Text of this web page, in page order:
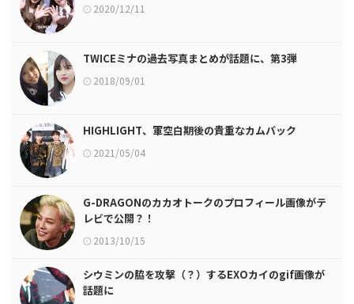
2020/12/11
TWICEミナの過去写真まとめが話題に、第3弾
2018/09/01
HIGHLIGHT、軍空白期後の貴重なカムバック
2021/05/04
G-DRAGONのカカオトークのプロフィール画像がテ
レビで公開？！
2013/10/15
シウミンの脇を攻撃（？）するEXOカイのgif画像が
話題に